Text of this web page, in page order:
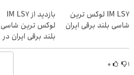
IM LS7 لوکس ترین
شاسی بلند برقی ایران
بازدید از IM LS7
لوکس ترین شاسی
بلند برقی ایران در
باشگاه انقلاب
۱ ۰